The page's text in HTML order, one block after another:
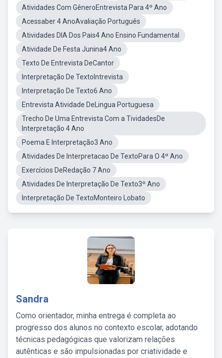
Atividades Com GêneroEntrevista Para 4º Ano
Acessaber 4 AnoAvaliação Português
Atividades DIA Dos Pais4 Ano Ensino Fundamental
Atividade De Festa Junina4 Ano
Texto De Entrevista DeCantor
Interpretação De TextoIntrevista
Interpretação De Texto6 Ano
Entrevista Atividade DeLingua Portuguesa
Trecho De Uma Entrevista Com a TividadesDe
Interpretação 4 Ano
Poema E Interpretação3 Ano
Atividades De Interpretacao De TextoPara O 4º Ano
Exercícios DeRedação 7 Ano
Atividades De Interpretação De Texto3º Ano
Interpretação De TextoMonteiro Lobato
Sandra
Como orientador, minha entrega é completa ao
progresso dos alunos no contexto escolar, adotando
técnicas pedagógicas que valorizam relações
autênticas e são impulsionadas por criatividade e